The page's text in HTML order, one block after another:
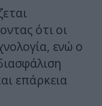
ότι οι
ενώ ο
επάρκεια